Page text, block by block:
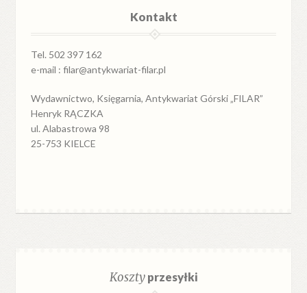
Kontakt
Tel. 502 397 162
e-mail : filar@antykwariat-filar.pl
Wydawnictwo, Księgarnia, Antykwariat Górski „FILAR”
Henryk RĄCZKA
ul. Alabastrowa 98
25-753 KIELCE
Kosztyprzesyłki